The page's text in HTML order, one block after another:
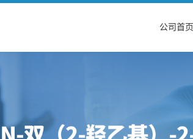
公司首页